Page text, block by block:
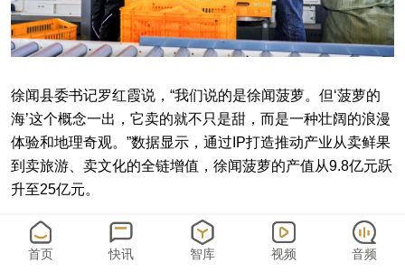
徐闻县委书记罗红霞说，“我们说的是徐闻菠萝。但‘菠萝的
海’这个概念一出，它卖的就不只是甜，而是一种壮阔的浪漫
体验和地理奇观。”数据显示，通过IP打造推动产业从卖鲜果
到卖旅游、卖文化的全链增值，徐闻菠萝的产值从9.8亿元跃
升至25亿元。
品牌故事推动广东农产品出海。“荔枝花旦”IP把岭南戏曲的
柔美和荔枝的甜美结合，助力广东荔枝成功进入欧美高端市
首页 快讯 智库 视频 音频